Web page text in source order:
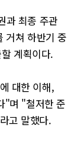
과 최종 주관
거쳐 하반기 중
계획이다.
대한 이해,
"며 "철저한 준
고 말했다.